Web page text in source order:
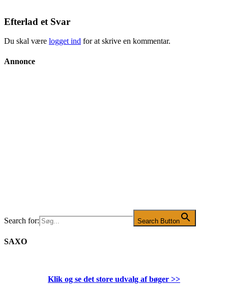
Efterlad et Svar
Du skal være logget ind for at skrive en kommentar.
Annonce
Search for: Search Button
SAXO
Klik og se det store udvalg af bøger >>